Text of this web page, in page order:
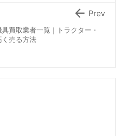
買取業者一覧｜トラクター・
く売る方法
 Prev